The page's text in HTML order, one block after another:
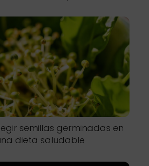
semillas germinadas en
dieta saludable